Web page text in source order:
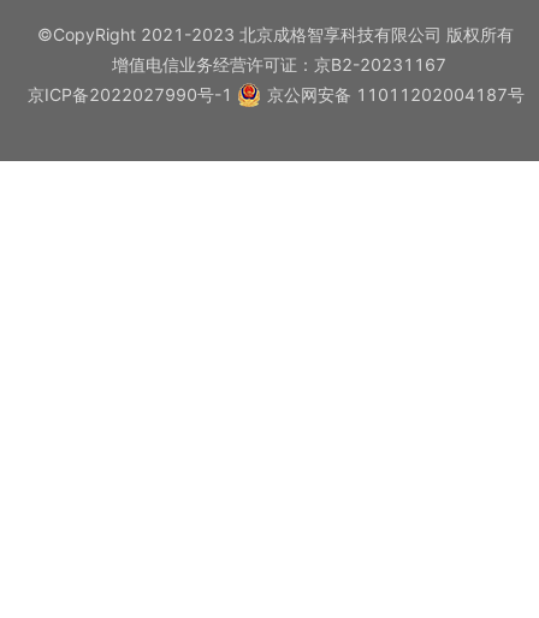
©CopyRight 2021-2023 北京成格智享科技有限公司 版权所有
增值电信业务经营许可证：京B2-20231167
京ICP备2022027990号-1
京公网安备 11011202004187号